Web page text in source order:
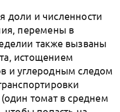
доли и численности
перемены в
также вызваны
истощением
и углеродным следом
томат в среднем